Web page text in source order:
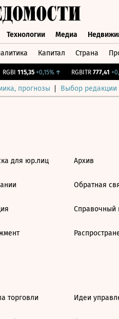
Технологии Медиа
Капитал Страна
RGBI 115,35 +0,15%↑ RGBITR 777,41
прогнозы Выбор редакции
для юр.лиц Архив
Обратная
Справочный
торговли Идеи